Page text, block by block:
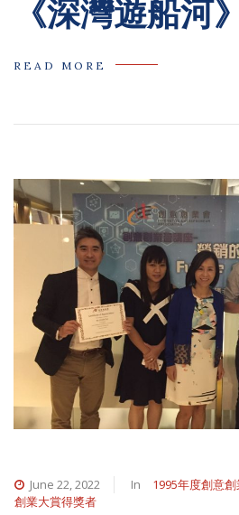
《深灣遊船河》
READ MORE
June 22, 2022 In 1995年度創意
創業大賞得獎者